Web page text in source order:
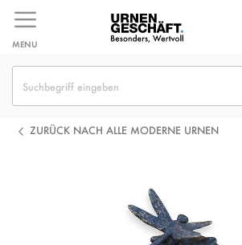
Inhalt
springen
MENU
ZURÜCK NACH ALLE MODERNE URNEN